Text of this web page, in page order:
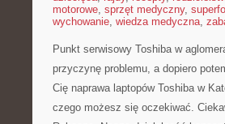
motorowe, sprzęt medyczny,
wychowanie, wiedza medyczna,
Punkt serwisowy Toshiba w
przyczynę problemu, a dopiero
Cię naprawa laptopów Toshiba w
czego możesz się oczekiwać.